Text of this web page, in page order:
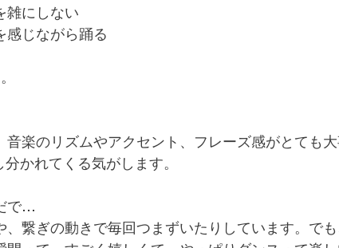
雑にしない
感じながら踊る
音楽のリズムやアクセント、フレーズ感がとても
かれてくる気がします。
で…
繋ぎの動きで毎回つまずいたりしています。でも